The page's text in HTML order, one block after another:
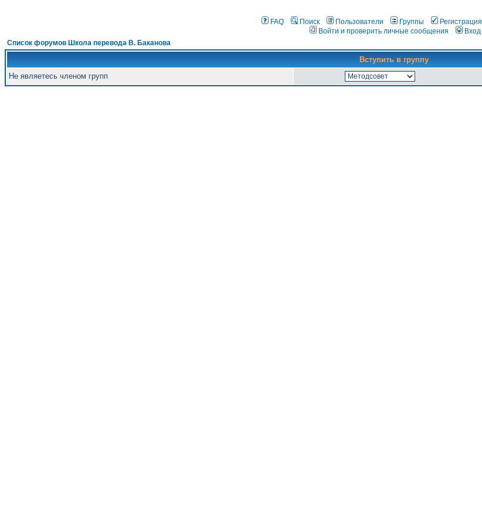
FAQ Поиск Пользователи Группы Регистрация
Войти и проверить личные сообщения
Вход
Список форумов Школа перевода В. Баканова
Вступить в группу
Не являетесь членом групп